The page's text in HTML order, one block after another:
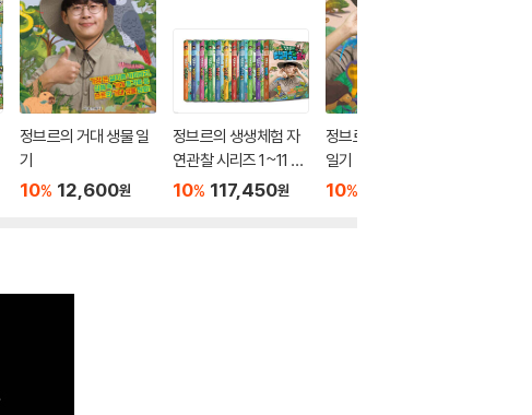
정브르의 거대 생물 일
기
10% 12,600원
정브르의 생생체험 자
연관찰 시리즈 1~11 세
트
10% 117,450원
정브르의 별별 파충류
일기
10%